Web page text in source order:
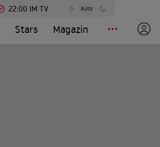
22:00 IM TV Auto
Stars Magazin